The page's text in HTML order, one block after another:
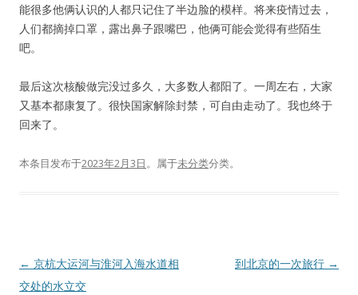
能很多他俩认识的人都只记住了半边脸的模样。将来疫情过去，
人们都摘掉口罩，露出鼻子跟嘴巴，他俩可能会觉得有些陌生
吧。
最后这次核酸做完没过多久，大多数人都阳了。一周左右，大家
又基本都康复了。很快国家解除封禁，可自由走动了。我也终于
回来了。
本条目发布于2023年2月3日。属于未分类分类。
文
章
← 京杭大运河与淮河入海水道相
交处的水立交
到北京的一次旅行 →